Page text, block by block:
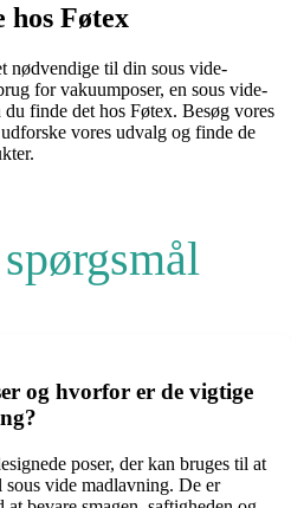
hos Føtex
nødvendige til din sous vide-
for vakuumposer, en sous vide-
finde det hos Føtex. Besøg vores
vores udvalg og finde de
og hvorfor er de vigtige
poser, der kan bruges til at
vide madlavning. De er